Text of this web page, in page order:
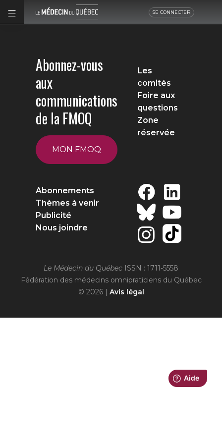
SE CONNECTER
Abonnez-vous
aux
communications
de la FMOQ
MON FMOQ
Les
comités
Foire aux
questions
Zone
réservée
Abonnements
Thèmes à venir
Publicité
Nous joindre
Le Médecin du Québec ISSN : 1711-5558
Fédération des médecins omnipraticiens du Québec
© 2026 | Avis légal